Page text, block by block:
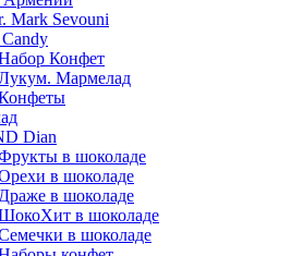
Mark Sevouni
Конфет
Мармелад
Dian
в шоколаде
в шоколаде
Драже в шоколаде
в шоколаде
в шоколаде